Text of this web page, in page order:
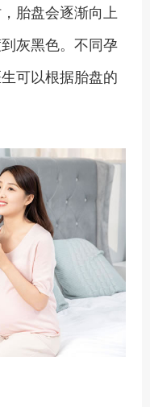
胎盘会逐渐向上
灰黑色。不同孕
可以根据胎盘的